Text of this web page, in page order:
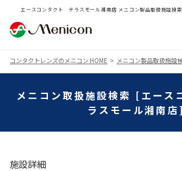
エースコンタクト テラスモール湘南店 メニコン製品取扱施設検
コンタクトレンズのメニコン HOME メニコン製品取扱施設
メニコン取扱施設検索 [エー
ラスモール湘南店]
施設詳細